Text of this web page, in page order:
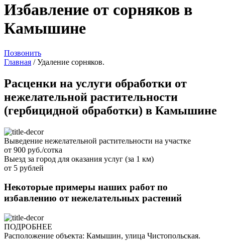
Избавление от сорняков в
Камышине
Позвонить
Главная /Удаление сорняков.
Расценки на услуги обработки от
нежелательной растительности
(гербицидной обработки) в Камышине
Выведение нежелательной растительности на участке
от 900 руб./сотка
Выезд за город для оказания услуг (за 1 км)
от 5 рублей
Некоторые примеры наших работ по
избавлению от нежелательных растений
ПОДРОБНЕЕ
Расположение объекта: Камышин, улица Чистопольская.